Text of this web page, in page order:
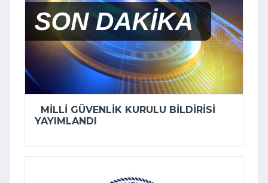
MILLI GÜVENLIK KURULU BILDIRISI
YAYIMLANDI